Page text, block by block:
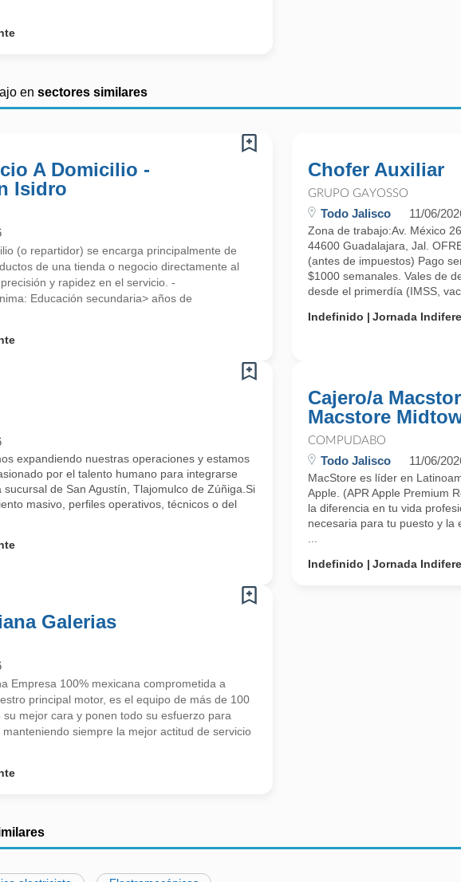
en sectores similares
A Domicilio -
Isidro
(o repartidor) se encarga principalmente de
de una tienda o negocio directamente al
y rapidez en el servicio. -
Educación secundaria> años de
Chofer Auxiliar
GRUPO GAYOSSO
Todo Jalisco 11/06/
Zona de trabajo:Av. México
44600 Guadalajara, Jal.
(antes de impuestos) Pago
$1000 semanales. Vales de
desde el primerdía (IMSS,
Indefinido
Jornada
expandiendo nuestras operaciones y estamos
por el talento humano para integrarse
de San Agustín, Tlajomulco de Zúñiga.Si
masivo, perfiles operativos, técnicos o del
Cajero/a
Macstore
COMPUDABO
Todo Jalisco 11/06/
MacStore es líder en
Apple. (APR Apple Premium
la diferencia en tu vida
necesaria para tu puesto y la
Indefinido
Jornada
Galerias
Empresa 100% mexicana comprometida a
principal motor, es el equipo de más de 100
mejor cara y ponen todo su esfuerzo para
siempre la mejor actitud de servicio